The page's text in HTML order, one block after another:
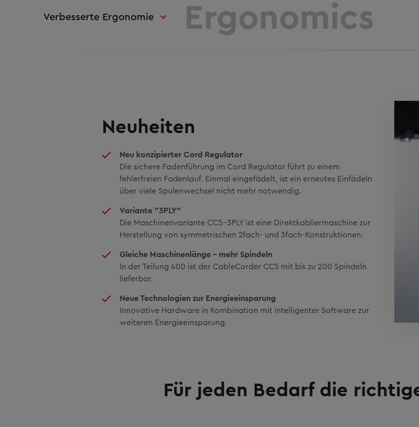
Verbesserte Ergonomie Ergonomics
Neuheiten
Neu konzipierter Cord Regulator
Die sichere Fadenführung im Cord Regulator führt zu einem
fehlerfreien Fadenlauf. Einmal eingefädelt, ist ein erneutes Einfädeln
über viele Spulenwechsel nicht mehr notwendig.
Variante "3PLY"
Die Maschinenvariante CC5-3PLY ist eine Direktkabliermaschine zur
Herstellung von symmetrischen 2fach- und 3fach-Konstruktionen.
Gleiche Maschinenlänge – mehr Spindeln
In der Teilung 400 ist der CableCorder CC5 mit bis zu 200 Spindeln
lieferbar.
Neue Technologien zur Energieeinsparung
Innovative Hardware in Kombination mit intelligenter Software zur
weiteren Energieeinsparung.
Für jeden Bedarf die